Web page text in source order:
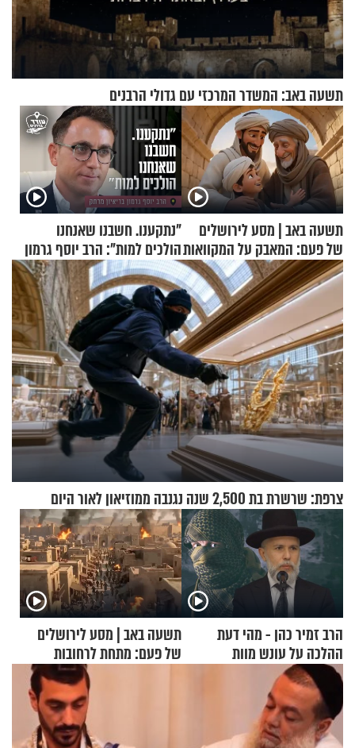
תשעה באב: המשדר המרכזי עם גדולי הרבנים
תשעה באב | מסע לירושלים
של פעם: המאבק על המקוואות
"נתקענו. חשבנו שאנחנו
הולכים למות": הרב יוסף גרמון
בריאיון מרתק
צרפת: שרשרת בת 2,500 שנה נגנבה ממוזיאון לאור היום
הרב זמיר כהן - מהי דעת
ההלכה על עונש מוות
למחבלים?
תשעה באב | מסע לירושלים
של פעם: מתחת לרחובות